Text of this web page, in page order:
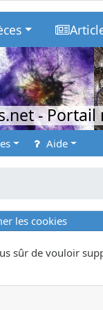
- Portail
Aide
les cookies
sûr de vouloir